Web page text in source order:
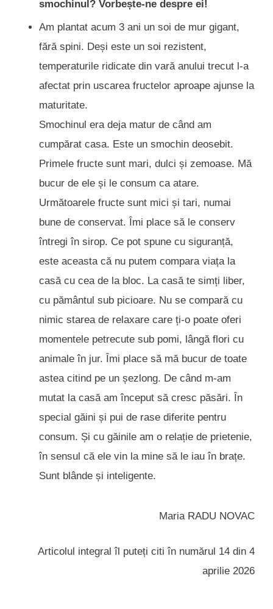
smochinul? Vorbește-ne despre ei!
Am plantat acum 3 ani un soi de mur gigant,
fără spini. Deși este un soi rezistent,
temperaturile ridicate din vară anului trecut l-a
afectat prin uscarea fructelor aproape ajunse la
maturitate.
Smochinul era deja matur de când am
cumpărat casa. Este un smochin deosebit.
Primele fructe sunt mari, dulci și zemoase. Mă
bucur de ele și le consum ca atare.
Următoarele fructe sunt mici și tari, numai
bune de conservat. Îmi place să le conserv
întregi în sirop. Ce pot spune cu siguranță,
este aceasta că nu putem compara viața la
casă cu cea de la bloc. La casă te simți liber,
cu pământul sub picioare. Nu se compară cu
nimic starea de relaxare care ți-o poate oferi
momentele petrecute sub pomi, lângă flori cu
animale în jur. Îmi place să mă bucur de toate
astea citind pe un șezlong. De când m-am
mutat la casă am început să cresc păsări. În
special găini și pui de rase diferite pentru
consum. Și cu găinile am o relație de prietenie,
în sensul că ele vin la mine să le iau în brațe.
Sunt blânde și inteligente.
Maria RADU NOVAC
Articolul integral îl puteți citi în numărul 14 din 4
aprilie 2026